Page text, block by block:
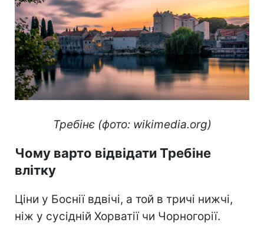
Требінє (фото: wikimedia.org)
Чому варто відвідати Требіне
влітку
Ціни у Боснії вдвічі, а той в тричі нижчі,
ніж у сусідній Хорватії чи Чорногорії.